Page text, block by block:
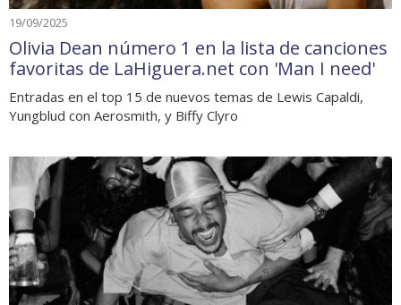
19/09/2025
Olivia Dean número 1 en la lista de canciones
favoritas de LaHiguera.net con 'Man I need'
Entradas en el top 15 de nuevos temas de Lewis Capaldi,
Yungblud con Aerosmith, y Biffy Clyro